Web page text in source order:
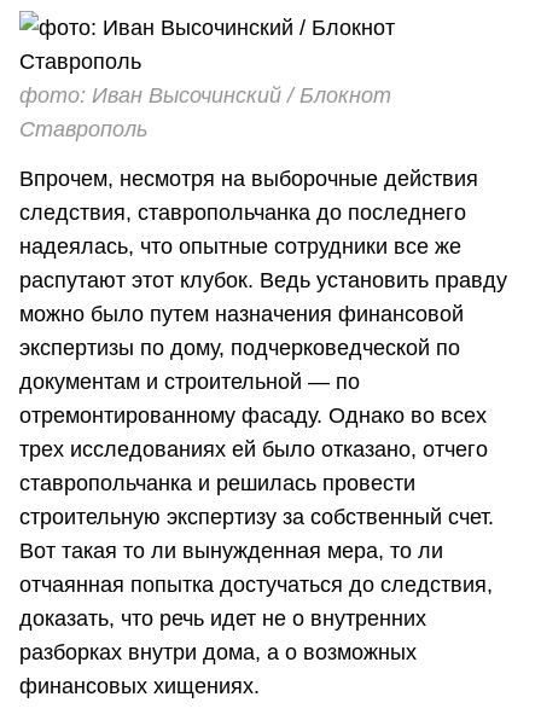
фото: Иван Высочинский / Блокнот
Ставрополь
Впрочем, несмотря на выборочные действия
следствия, ставропольчанка до последнего
надеялась, что опытные сотрудники все же
распутают этот клубок. Ведь установить правду
можно было путем назначения финансовой
экспертизы по дому, подчерковедческой по
документам и строительной — по
отремонтированному фасаду. Однако во всех
трех исследованиях ей было отказано, отчего
ставропольчанка и решилась провести
строительную экспертизу за собственный счет.
Вот такая то ли вынужденная мера, то ли
отчаянная попытка достучаться до следствия,
доказать, что речь идет не о внутренних
разборках внутри дома, а о возможных
финансовых хищениях.